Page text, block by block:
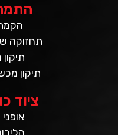
תחזוקה
תיקון
ציוד